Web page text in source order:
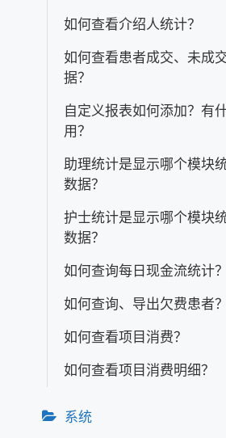
如何查看介绍人统计？
如何查看患者成交、未成
据？
自定义报表如何添加？有
用？
助理统计是显示哪个模块
数据？
护士统计是显示哪个模块
数据？
如何查询每日现金流统计？
如何查询、导出欠费患者？
如何查看项目消费？
如何查看项目消费明细？
系统